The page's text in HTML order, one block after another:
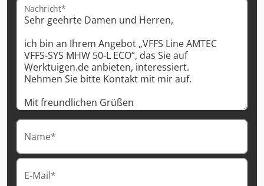
Nachricht*
Name*
E-Mail*